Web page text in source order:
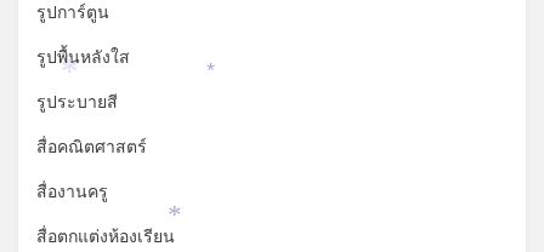
รูปการ์ตูน
รูปพื้นหลังใส
รูประบายสี
สื่อคณิตศาสตร์
สื่องานครู
สื่อตกแต่งห้องเรียน*
*